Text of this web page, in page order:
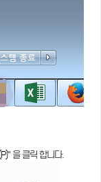
을 클릭 합니다.